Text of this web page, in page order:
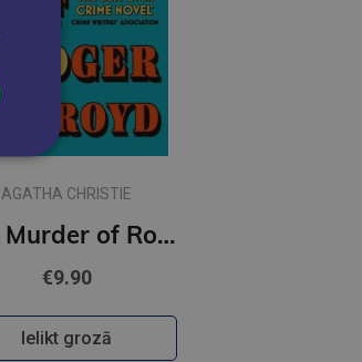
AGATHA CHRISTIE
The Murder of Roger Ackroyd : 100th Anniversary Edition
€9.90
Ielikt grozā